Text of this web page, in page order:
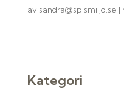
av sandra@spismiljo.se |
Kategori